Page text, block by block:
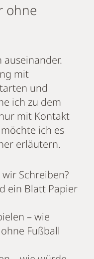
ohne
mit
und
ich zu dem
mit Kontakt
ich es
erläutern.
Schreiben?
ein Blatt Papier
– wie
Fußball